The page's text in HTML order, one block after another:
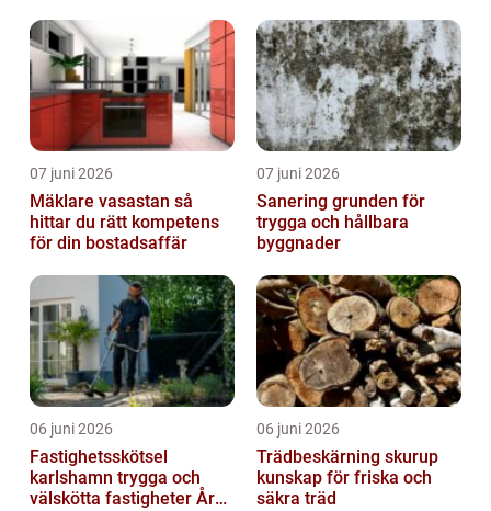
07 juni 2026
Mäklare vasastan så
hittar du rätt kompetens
för din bostadsaffär
07 juni 2026
Sanering grunden för
trygga och hållbara
byggnader
06 juni 2026
Fastighetsskötsel
karlshamn trygga och
välskötta fastigheter Året
06 juni 2026
Trädbeskärning skurup
kunskap för friska och
säkra träd